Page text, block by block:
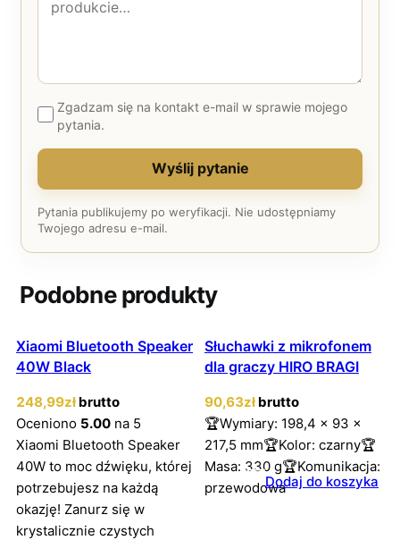
Zgadzam się na kontakt e-mail w sprawie mojego
pytania.
Wyślij pytanie
Pytania publikujemy po weryfikacji. Nie udostępniamy
Twojego adresu e-mail.
Podobne produkty
Xiaomi Bluetooth Speaker
40W Black
248,99zł brutto
Oceniono 5.00 na 5
Xiaomi Bluetooth Speaker
40W to moc dźwięku, której
potrzebujesz na każdą
okazję! Zanurz się w
krystalicznie czystych
Słuchawki z mikrofonem
dla graczy HIRO BRAGI
90,63zł brutto
🏆Wymiary: 198,4 x 93 x
217,5 mm🏆Kolor: czarny🏆
Masa: 330 g🏆Komunikacja:
przewodowaDodaj do koszyka